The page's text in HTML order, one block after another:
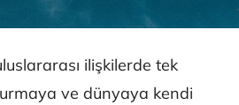
ilişkilerde tek
ve dünyaya kendi